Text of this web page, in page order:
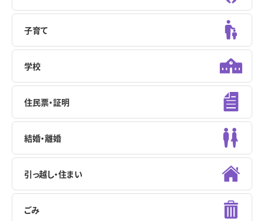
子育て
学校
住民票・証明
結婚・離婚
引っ越し・住まい
ごみ